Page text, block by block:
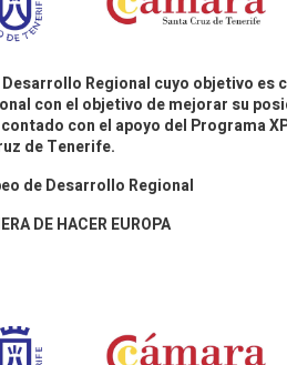
Desarrollo Regional cuyo objetivo
con el objetivo de mejorar su
con el apoyo del Programa
de Tenerife.
de Desarrollo Regional
DE HACER EUROPA